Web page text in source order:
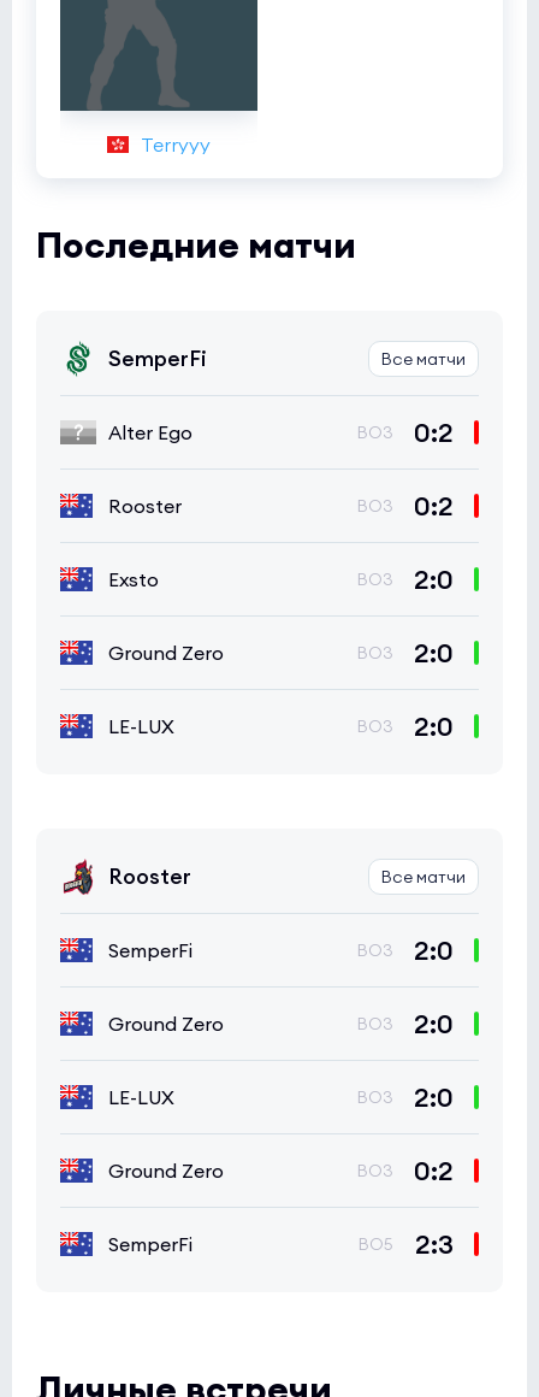
Terryyy
Последние матчи
SemperFi Все матчи
Alter Ego BO3 0:2
Rooster BO3 0:2
Exsto BO3 2:0
Ground Zero BO3 2:0
LE-LUX BO3 2:0
Rooster Все матчи
SemperFi BO3 2:0
Ground Zero BO3 2:0
LE-LUX BO3 2:0
Ground Zero BO3 0:2
SemperFi BO5 2:3